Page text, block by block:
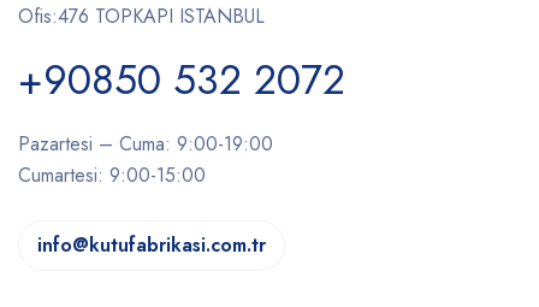
Ofis:476 TOPKAPI ISTANBUL
+90850 532 2072
Pazartesi – Cuma: 9:00-19:00
Cumartesi: 9:00-15:00
info@kutufabrikasi.com.tr